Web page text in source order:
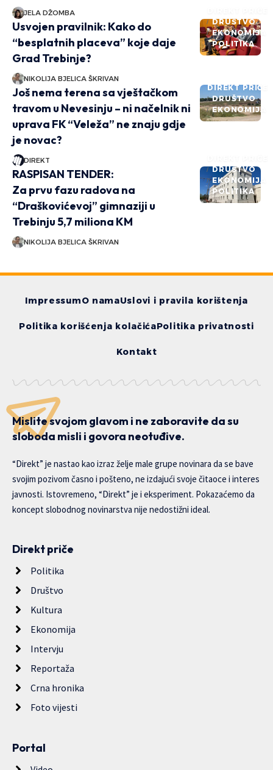
JELA DŽOMBA
DRUŠTVO
EKONOMIJA
POLITIKA
Usvojen pravilnik: Kako do
“besplatnih placeva” koje daje
Grad Trebinje?
NIKOLIJA BJELICA ŠKRIVAN
DIREKT PRIČE
DRUŠTVO
EKONOMIJA
Još nema terena sa vještačkom
travom u Nevesinju – ni načelnik ni
uprava FK “Veleža” ne znaju gdje
je novac?
DIREKT
DRUŠTVO
EKONOMIJA
POLITIKA
RASPISAN TENDER:
Za prvu fazu radova na
“Draškovićevoj” gimnaziji u
Trebinju 5,7 miliona KM
NIKOLIJA BJELICA ŠKRIVAN
ImpressumO namaUslovi i pravila korištenja
Politika korišćenja kolačićaPolitika privatnosti
Kontakt
Mislite svojom glavom i ne zaboravite da su
sloboda misli i govora neotuđive.
“Direkt” je nastao kao izraz želje male grupe novinara da se bave
svojim pozivom časno i pošteno, ne izdajući svoje čitaoce i interes
javnosti. Istovremeno, “Direkt” je i eksperiment. Pokazaćemo da
koncept slobodnog novinarstva nije nedostižni ideal.
Direkt priče
Politika
Društvo
Kultura
Ekonomija
Intervju
Reportaža
Crna hronika
Foto vijesti
Portal